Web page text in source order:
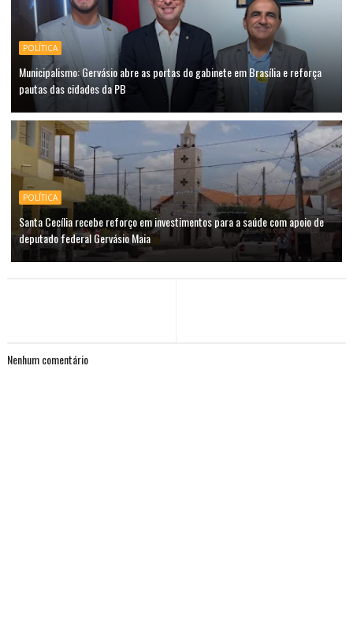
POLÍTICA
Municipalismo: Gervásio abre as portas do gabinete em Brasília e reforça
pautas das cidades da PB
POLÍTICA
Santa Cecília recebe reforço em investimentos para a saúde com apoio de
deputado federal Gervásio Maia
Nenhum comentário